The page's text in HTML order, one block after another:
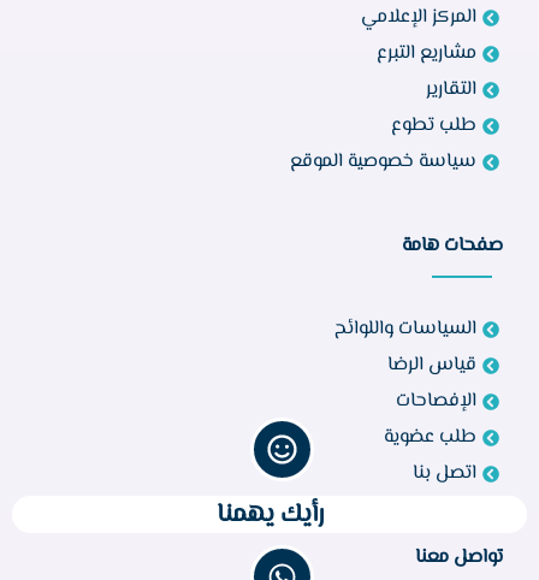
المركز الإعلامي
مشاريع التبرع
التقارير
طلب تطوع
سياسة خصوصية الموقع
صفحات هامة
السياسات واللوائح
قياس الرضا
الإفصاحات
طلب عضوية
اتصل بنا
تواصل معنا
رأيك يهمنا